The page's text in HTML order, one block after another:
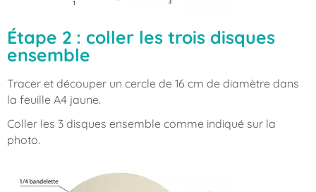
Étape 2 : coller les trois disques
ensemble
Tracer et découper un cercle de 16 cm de diamètre dans
la feuille A4 jaune.
Coller les 3 disques ensemble comme indiqué sur la
photo.